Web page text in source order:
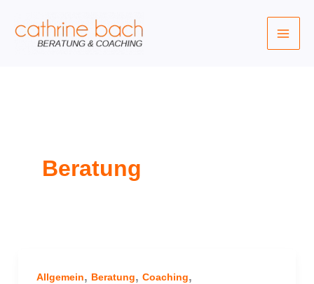
Inhalt
springen
Beratung
Allgemein, Beratung, Coaching,